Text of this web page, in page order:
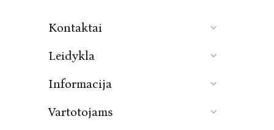
Kontaktai
Leidykla
Informacija
Vartotojams